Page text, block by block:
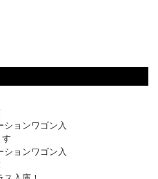
ションワゴン入
ションワゴン入